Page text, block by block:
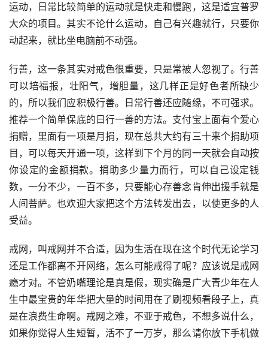
运动，日常比较简单的运动就是快走和慢跑，这是适宜普罗
大众的项目。其实不论什么运动，自己有兴趣就行，只要你
动起来，就比坐电脑前不动强。
行善，这一条其实对戒色很重要，只是常被人忽视了。行善
可以培福报，壮阳气，增胆量，这几样正是好色者所缺少
的，所以我们应积极行善。日常行善还应随缘，不可强求。
推荐一个简单保底的日行一善的方法。支付宝上面有个爱心
捐赠，里面有一项是月捐，现在总共大约有三十来个捐助项
目，可以每天开通一项，这样到下个月的同一天就会自动按
你设定的金额捐款。捐助多少量力而行，可以自己设定钱
数，一分不少，一百不多，只要能心存善念肯伸出援手就是
人间菩萨。也欢迎大家把这个方法转发出去，以使更多的人
受益。
戒网，叫戒网并不合适，因为生活在现在这个时代无论学习
还是工作都离不开网络，怎么可能戒得了呢？应该说是戒网
瘾才对。不管奶嘴理论是真是假，现实确是广大青少年在人
生中最宝贵的年华把大量的时间用在了刷视频看段子上，真
是在浪费生命啊。戒网之难，不亚于戒色，不想多说什么，
如果你觉得人生短暂，活不了一万岁，那么请你放下手机做